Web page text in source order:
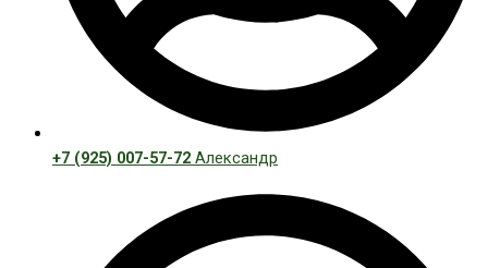
+7 (925) 007-57-72 Александр